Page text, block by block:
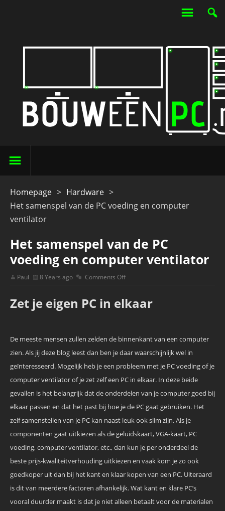
Homepage > Hardware >
Het samenspel van de PC voeding en computer
ventilator
Het samenspel van de PC
voeding en computer ventilator
Paul 8 Years ago Comments Off
Zet je eigen PC in elkaar
De meeste mensen zullen zelden de binnenkant van een computer
zien. Als jij deze blog leest dan ben je daar waarschijnlijk wel in
geïnteresseerd. Mogelijk heb je een probleem met je PC voeding of je
computer ventilator of je zet zelf een PC in elkaar. In deze beide
gevallen is het belangrijk dat de onderdelen van je computer goed bij
elkaar passen en dat het past bij hoe je de PC gaat gebruiken. Het
zelf samenstellen van je PC kan naast leuk ook slim zijn. Als je
componenten gaat uitkiezen als de geluidskaart, VGA-kaart, PC
voeding, computer ventilator, etc., dan kun je per onderdeel de
beste prijs-kwaliteitverhouding uitkiezen en vaak kom je zo ook
goedkoper uit dan bij het kant en klaar kopen van een PC. Uiteraard
is dit van meerdere factoren afhankelijk. Wat kant en klare PC’s
vooral duurder maakt is dat je niet alleen betaalt voor de materialen